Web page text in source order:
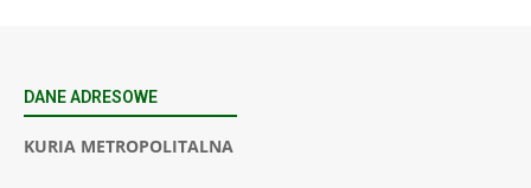
DANE ADRESOWE
KURIA METROPOLITALNA